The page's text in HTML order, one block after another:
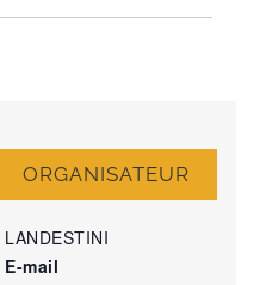
ORGANISATEUR
LANDESTINI
E-mail